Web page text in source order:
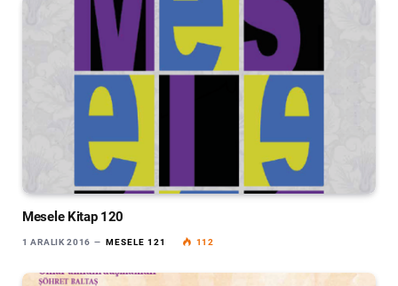
Mesele Kitap 120
1 ARALIK 2016 MESELE 121 112